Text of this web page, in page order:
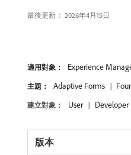
最後更新： 2026年4月15日
適用對象： Experience
主題： Adaptive Forms
建立對象： User Developer